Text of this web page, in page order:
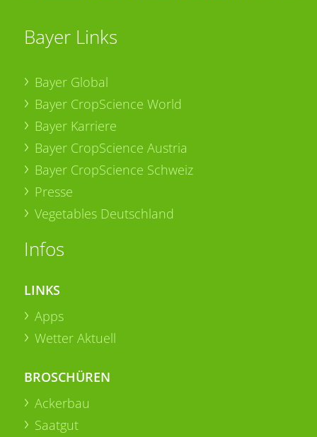
Bayer Links
Bayer Global
Bayer CropScience World
Bayer Karriere
Bayer CropScience Austria
Bayer CropScience Schweiz
Presse
Vegetables Deutschland
Infos
LINKS
Apps
Wetter Aktuell
BROSCHÜREN
Ackerbau
Saatgut